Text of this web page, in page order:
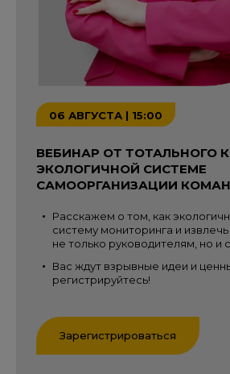
06 АВГУСТА | 15:00
ВЕБИНАР ОТ ТОТАЛЬНОГО
ЭКОЛОГИЧНОЙ СИСТЕМЕ
САМООРГАНИЗАЦИИ
Расскажем о том, как
систему мониторинга и извлечь
не только руководителям, но и
Вас ждут взрывные идеи и
регистрируйтесь!
Зарегистрироваться